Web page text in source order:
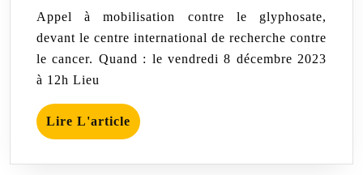
8
2023
à
2023
Appel à mobilisation contre le glyphosate,
devant le centre international de recherche contre
le cancer. Quand : le vendredi 8 décembre 2023
à 12h Lieu
Lire L'article Lire
L'article